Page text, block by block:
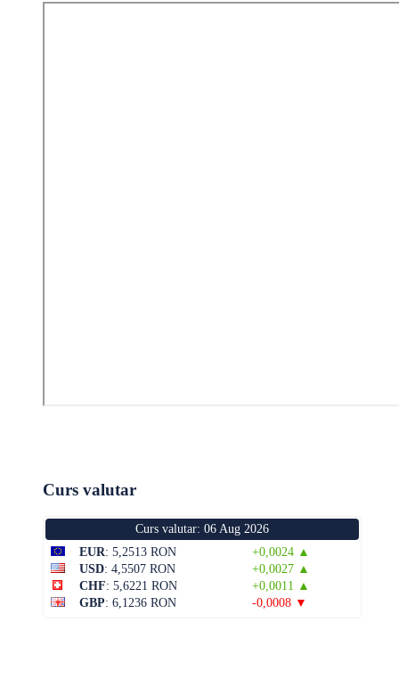
Curs valutar
Curs valutar: 06 Aug 2026
EUR: 5,2513 RON
+0,0024 ▲
USD: 4,5507 RON
+0,0027 ▲
CHF: 5,6221 RON
+0,0011 ▲
GBP: 6,1236 RON -0,0008 ▼